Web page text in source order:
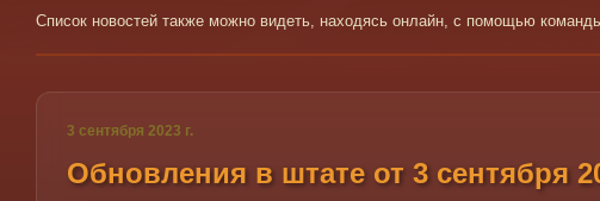
Список новостей также можно видеть, находясь онлайн, с помощью
3 сентября 2023 г.
Обновления в штате от 3 сентября